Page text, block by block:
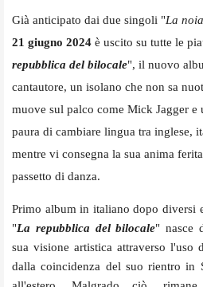
Già anticipato dai due singoli "La noia
21 giugno 2024 è uscito su tutte le
repubblica del bilocale", il nuovo
cantautore, un isolano che non sa
muove sul palco come Mick Jagger e
paura di cambiare lingua tra inglese,
mentre vi consegna la sua anima
passetto di danza.
Primo album in italiano dopo diversi
"La repubblica del bilocale" nasce
sua visione artistica attraverso l'uso
dalla coincidenza del suo rientro